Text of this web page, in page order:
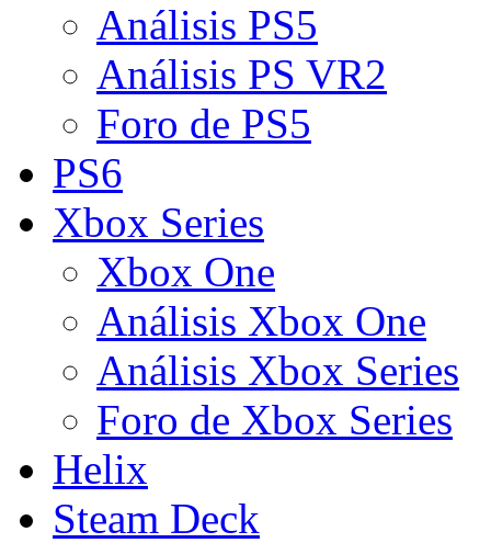
Análisis PS5
Análisis PS VR2
Foro de PS5
PS6
Xbox Series
Xbox One
Análisis Xbox One
Análisis Xbox Series
Foro de Xbox Series
Helix
Steam Deck